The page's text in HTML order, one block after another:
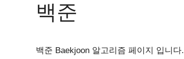
백준
백준 Baekjoon 알고리즘 페이지 입니다.